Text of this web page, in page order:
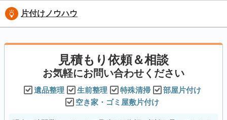
片付けノウハウ
見積もり依頼＆相談
お気軽にお問い合わせください
遺品整理 生前整理 特殊清掃
部屋片付け
空き家・ゴミ屋敷片付け